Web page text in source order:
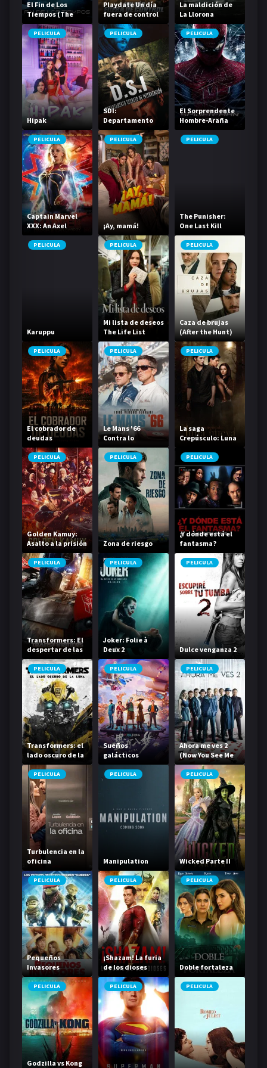
El Fin de Los
Tiempos (The
Happening)
Playdate Un día
fuera de control
La maldición de
La Llorona
PELICULA
Hipak
PELICULA
SDI:
Departamento
secreto de
intervencion
PELICULA
El Sorprendente
Hombre-Araña
PELICULA
Captain Marvel
XXX: An Axel
Braun Parody
PELICULA
¡Ay, mamá!
PELICULA
The Punisher:
One Last Kill
PELICULA
Karuppu
PELICULA
Mi lista de deseos
The Life List
PELICULA
Caza de brujas
(After the Hunt)
PELICULA
El cobrador de
deudas
PELICULA
Le Mans '66
Contra lo
imposible
PELICULA
La saga
Crepúsculo: Luna
PELICULA
Golden Kamuy:
Asalto a la prisión
de Abashiri
PELICULA
Zona de riesgo
PELICULA
¿Y dónde está el
fantasma?
PELICULA
Transformers: El
despertar de las
bestias
PELICULA
Joker: Folie à
Deux 2
PELICULA
Dulce venganza 2
PELICULA
Transformers: el
lado oscuro de la
luna
PELICULA
Sueños
galácticos
PELICULA
Ahora me ves 2
(Now You See Me
2)
PELICULA
Turbulencia en la
oficina
PELICULA
Manipulation
PELICULA
Wicked Parte II
PELICULA
Pequeños
Invasores
PELICULA
¡Shazam! La furia
de los dioses
PELICULA
Doble fortaleza
PELICULA
Godzilla vs Kong
PELICULA PELICULA